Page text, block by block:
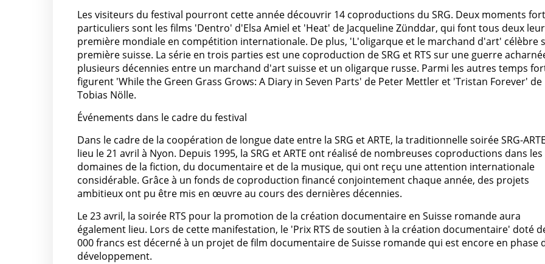
Les visiteurs du festival pourront cette année découvrir 14 coproductions du SRG. Deux moments
particuliers sont les films 'Dentro' d'Elsa Amiel et 'Heat' de Jacqueline Zünddar, qui font tous deux leur
première mondiale en compétition internationale. De plus, 'L'oligarque et le marchand d'art' célèbre
première suisse. La série en trois parties est une coproduction de SRG et RTS sur une guerre
plusieurs décennies entre un marchand d'art suisse et un oligarque russe. Parmi les autres temps
figurent 'While the Green Grass Grows: A Diary in Seven Parts' de Peter Mettler et 'Tristan Forever' de
Tobias Nölle.
Événements dans le cadre du festival
Dans le cadre de la coopération de longue date entre la SRG et ARTE, la traditionnelle soirée SRG-
lieu le 21 avril à Nyon. Depuis 1995, la SRG et ARTE ont réalisé de nombreuses coproductions dans les
domaines de la fiction, du documentaire et de la musique, qui ont reçu une attention internationale
considérable. Grâce à un fonds de coproduction financé conjointement chaque année, des projets
ambitieux ont pu être mis en œuvre au cours des dernières décennies.
Le 23 avril, la soirée RTS pour la promotion de la création documentaire en Suisse romande aura
également lieu. Lors de cette manifestation, le 'Prix RTS de soutien à la création documentaire' doté
000 francs est décerné à un projet de film documentaire de Suisse romande qui est encore en phase
développement.